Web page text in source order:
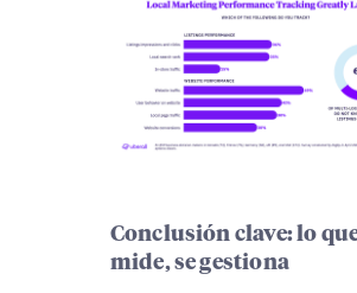
Conclusión clave: lo
mide, se gestiona